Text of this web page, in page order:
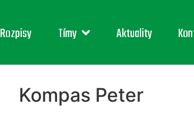
Rozpisy Tímy Aktuality
Kompas Peter